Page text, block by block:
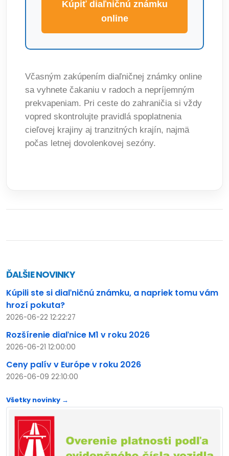
Kúpiť diaľničnú známku
online
Včasným zakúpením diaľničnej známky online
sa vyhnete čakaniu v radoch a nepríjemným
prekvapeniam. Pri ceste do zahraničia si vždy
vopred skontrolujte pravidlá spoplatnenia
cieľovej krajiny aj tranzitných krajín, najmä
počas letnej dovolenkovej sezóny.
ĎALŠIE NOVINKY
Kúpili ste si diaľničnú známku, a napriek tomu vám
hrozí pokuta?
2026-06-22 12:22:27
Rozšírenie diaľnice M1 v roku 2026
2026-06-21 12:00:00
Ceny palív v Európe v roku 2026
2026-06-09 22:10:00
Všetky novinky →